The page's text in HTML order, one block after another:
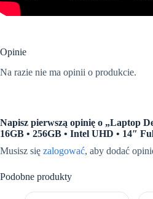
Opinie
Na razie nie ma opinii o produkcie.
Napisz pierwszą opinię o „Laptop
16GB • 256GB • Intel UHD • 14″
Musisz się zalogować, aby dodać
Podobne produkty